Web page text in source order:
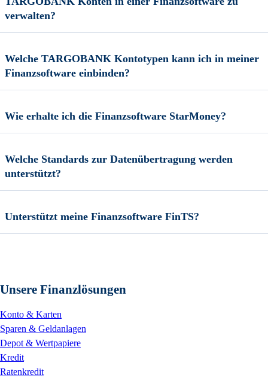
verwalten?
Welche TARGOBANK Kontotypen kann ich in meiner
Finanzsoftware einbinden?
Wie erhalte ich die Finanzsoftware StarMoney?
Welche Standards zur Datenübertragung werden
unterstützt?
Unterstützt meine Finanzsoftware FinTS?
Unsere Finanzlösungen
Konto & Karten
Sparen & Geldanlagen
Depot & Wertpapiere
Kredit
Ratenkredit